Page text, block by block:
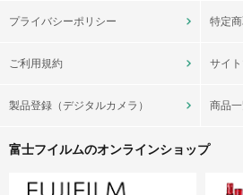
プライバシーポリシー 特定
ご利用規約 サイ
製品登録（デジタルカメラ） 商品
富士フイルムのオンラインショップ